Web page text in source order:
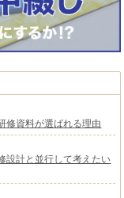
修資料が選ばれる理由
設計と並行して考えたい